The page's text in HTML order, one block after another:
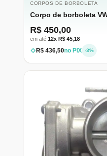
CORPOS DE BORBOLETA
Corpo de borboleta
R$ 450,00
em até 12x R$ 45,18
R$ 436,50no PIX -3%